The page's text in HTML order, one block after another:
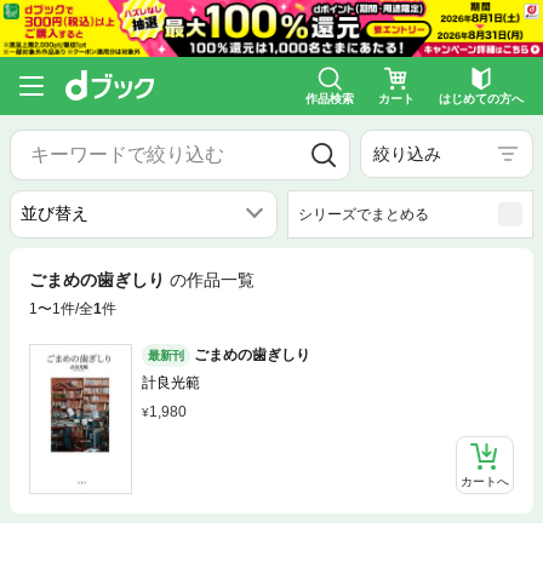
作品検索 カート はじめての方へ
絞り込み
シリーズでまとめる
ごまめの歯ぎしり の作品一覧
1〜1件/全1件
最新刊
ごまめの歯ぎしり
計良光範
1,980
カートへ